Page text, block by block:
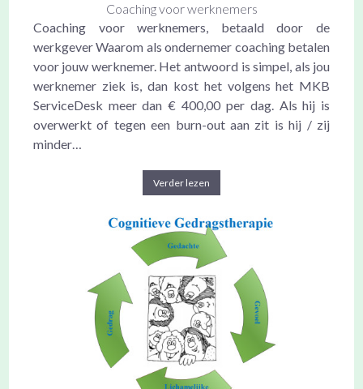
Coaching voor werknemers
Coaching voor werknemers, betaald door de
werkgever Waarom als ondernemer coaching betalen
voor jouw werknemer. Het antwoord is simpel, als jou
werknemer ziek is, dan kost het volgens het MKB
ServiceDesk meer dan € 400,00 per dag. Als hij is
overwerkt of tegen een burn-out aan zit is hij / zij
minder…
Verder lezen